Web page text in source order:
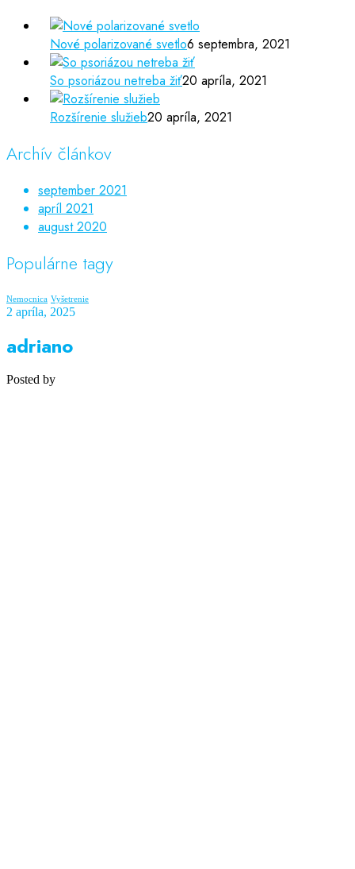
Nové polarizované svetlo6 septembra, 2021
So psoriázou netreba žiť20 apríla, 2021
Rozšírenie služieb20 apríla, 2021
Archív článkov
september 2021
apríl 2021
august 2020
Populárne tagy
Nemocnica Vyšetrenie
2 apríla, 2025
adriano
Posted by